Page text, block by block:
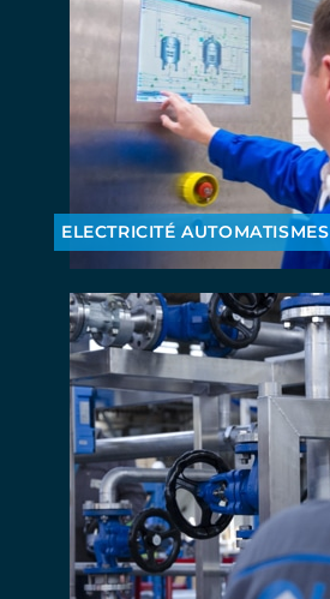
ELECTRICITÉ AUTOMATISMES